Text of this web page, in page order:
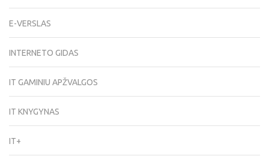
E-VERSLAS
INTERNETO GIDAS
IT GAMINIU APŽVALGOS
IT KNYGYNAS
IT+